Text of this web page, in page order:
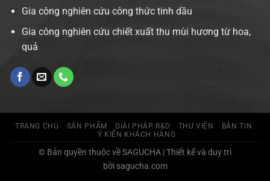
Gia công nghiên cứu công thức tinh dầu
Gia công nghiên cứu chiết xuất thu mùi hương từ hoa,
quả
TRANG CHỦ SẢN PHẨM GIẢI PHÁP R&D THƯ VIỆN
BẢN TIN
Ý KIẾN KHÁCH HÀNG
© Bản quyền thuộc về SAGUCHA | Thiết kế và duy trì
bởi sagucha.com